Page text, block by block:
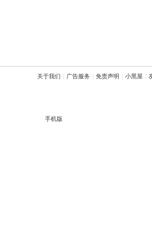
关于我们 广告服务 免责声明 小黑屋
手机版